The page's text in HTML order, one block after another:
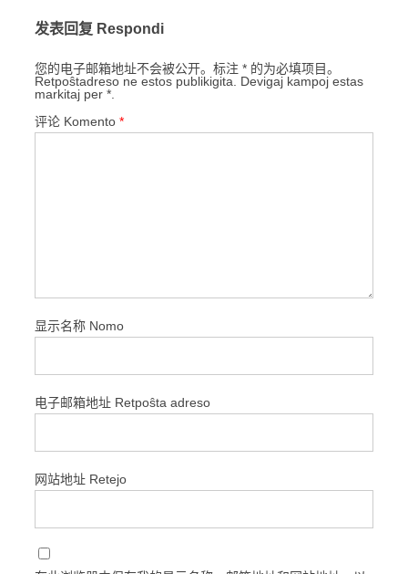
发表回复 Respondi
您的电子邮箱地址不会被公开。标注 * 的为必填项目。
Retpoŝtadreso ne estos publikigita. Devigaj kampoj estas
markitaj per *.
评论 Komento *
显示名称 Nomo
电子邮箱地址 Retpoŝta adreso
网站地址 Retejo